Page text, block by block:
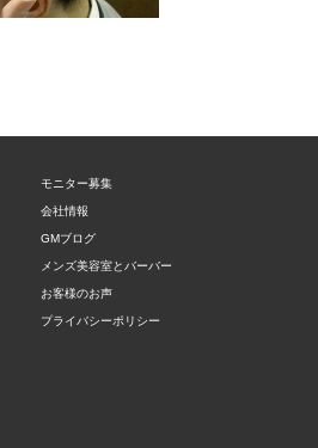
モニター募集
会社情報
GMブログ
メンズ美容室とバーバー
お客様のお声
プライバシーポリシー